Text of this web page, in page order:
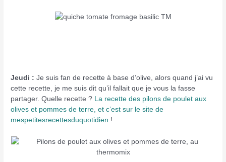
Jeudi : Je suis fan de recette à base d’olive, alors quand j’ai vu
cette recette, je me suis dit qu’il fallait que je vous la fasse
partager. Quelle recette ?
La recette des pilons de poulet aux
olives et pommes de terre, et c’est sur le site de
mespetitesrecettesduquotidien !